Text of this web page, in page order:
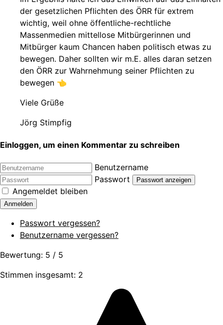
der gesetzlichen Pflichten des ÖRR für extrem
wichtig, weil ohne öffentliche-rechtliche
Massenmedien mittellose Mitbürgerinnen und
Mitbürger kaum Chancen haben politisch etwas zu
bewegen. Daher sollten wir m.E. alles daran setzen
den ÖRR zur Wahrnehmung seiner Pflichten zu
bewegen 👈
Viele Grüße
Jörg Stimpfig
Einloggen, um einen Kommentar zu schreiben
Benutzername
Passwort
Passwort anzeigen
Angemeldet bleiben
Anmelden
Passwort vergessen?
Benutzername vergessen?
Bewertung: 5 / 5
Stimmen insgesamt: 2